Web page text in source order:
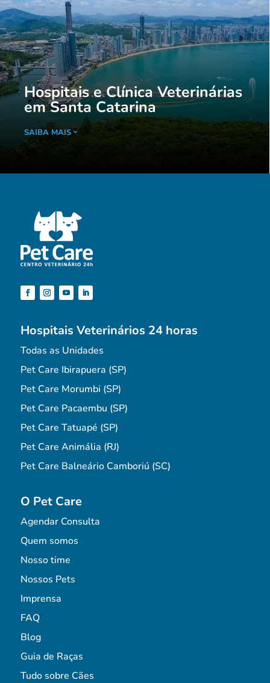
Hospitais e Clínica Veterinárias
em Santa Catarina
SAIBA MAIS
Hospitais Veterinários 24 horas
Todas as Unidades
Pet Care Ibirapuera (SP)
Pet Care Morumbi (SP)
Pet Care Pacaembu (SP)
Pet Care Tatuapé (SP)
Pet Care Animália (RJ)
Pet Care Balneário Camboriú (SC)
O Pet Care
Agendar Consulta
Quem somos
Nosso time
Nossos Pets
Imprensa
FAQ
Blog
Guia de Raças
Tudo sobre Cães